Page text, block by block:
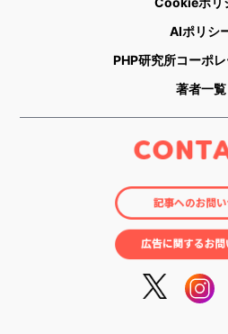
AIポリシ
PHP研究所コーポ
著者一覧